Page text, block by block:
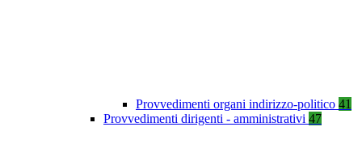
Provvedimenti organi indirizzo-politico 41
Provvedimenti dirigenti - amministrativi 47